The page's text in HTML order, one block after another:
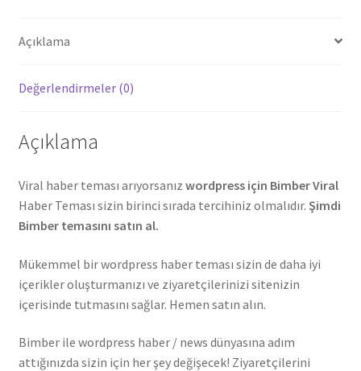
Açıklama
Değerlendirmeler (0)
Açıklama
Viral haber teması arıyorsanız wordpress için Bimber Viral
Haber Teması sizin birinci sırada tercihiniz olmalıdır. Şimdi
Bimber temasını satın al.
Mükemmel bir wordpress haber teması sizin de daha iyi
içerikler oluşturmanızı ve ziyaretçilerinizi sitenizin
içerisinde tutmasını sağlar. Hemen satın alın.
Bimber ile wordpress haber / news dünyasına adım
attığınızda sizin için her şey değişecek! Ziyaretçilerini